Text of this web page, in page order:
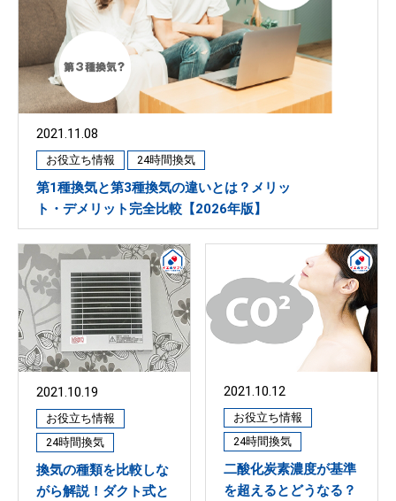
2021.11.08
お役立ち情報 24時間換気
第1種換気と第3種換気の違いとは？メリッ
ト・デメリット完全比較【2026年版】
2021.10.19
お役立ち情報
24時間換気
換気の種類を比較しな
がら解説！ダクト式と
2021.10.12
お役立ち情報
24時間換気
二酸化炭素濃度が基準
を超えるとどうなる？